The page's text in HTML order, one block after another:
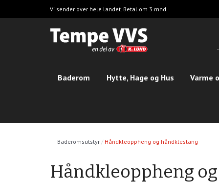
til
Vi sender over hele landet. Betal om 3 mnd.
Baderom Hytte, Hage og Hus Varme
Baderomsutstyr Håndkleoppheng og håndklestang
Håndkleoppheng